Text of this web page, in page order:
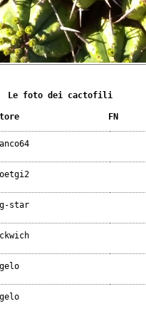
Le foto dei cactofili
FN
star